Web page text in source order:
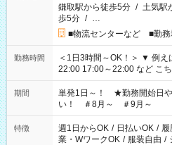
鎌取駅から徒歩5分 / 土気駅
歩5分 / …
■物流センターなど ■勤務
勤務時間
＜1日3時間～OK！＞ ▼ 例えば… ▼ 15:00～18:00 15:00～
22:00 17:00～22:00 など こちら以外の時間もお気軽にご相談く
ださい！
期間
単発1日～！ ★勤務開始日や
い！ ＃8月～ ＃9月～
特徴 週1日からOK / 日払いOK / 履
業・WワークOK / 服装自由 /